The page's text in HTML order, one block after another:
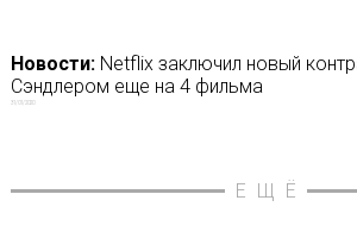
Новости:Netflix заключил новый
Сэндлером еще на 4 фильма
31/01/2020
ЕЩЁ